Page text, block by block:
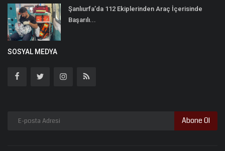
Şanlıurfa’da 112 Ekiplerinden Araç İçerisinde
Başarılı...
SOSYAL MEDYA
Abone Ol